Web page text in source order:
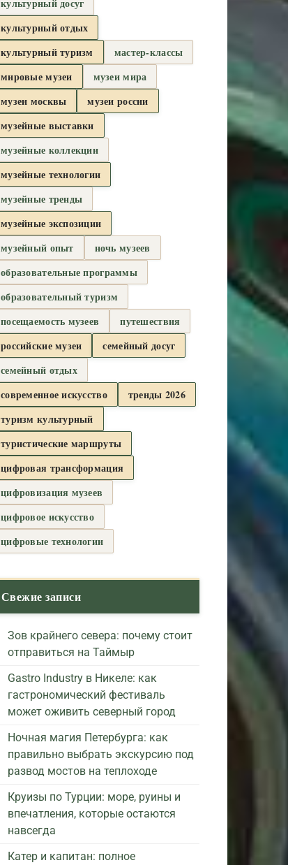
культурный досуг
культурный отдых
культурный туризм
мастер-классы
мировые музеи
музеи мира
музеи москвы
музеи россии
музейные выставки
музейные коллекции
музейные технологии
музейные тренды
музейные экспозиции
музейный опыт
ночь музеев
образовательные программы
образовательный туризм
посещаемость музеев
путешествия
российские музеи
семейный досуг
семейный отдых
современное искусство
тренды 2026
туризм культурный
туристические маршруты
цифровая трансформация
цифровизация музеев
цифровое искусство
цифровые технологии
Свежие записи
Зов крайнего севера: почему стоит
отправиться на Таймыр
Gastro Industry в Никеле: как
гастрономический фестиваль
может оживить северный город
Ночная магия Петербурга: как
правильно выбрать экскурсию под
развод мостов на теплоходе
Круизы по Турции: море, руины и
впечатления, которые остаются
навсегда
Катер и капитан: полное